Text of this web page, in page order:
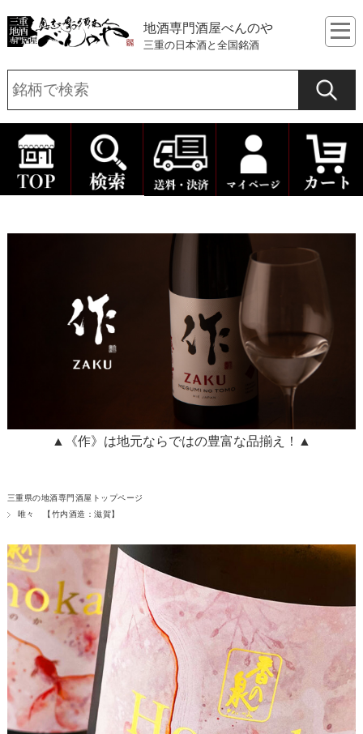
地酒専門酒屋べんのや
三重の日本酒と全国銘酒
▲《作》は地元ならではの豊富な品揃え！▲
三重県の地酒専門酒屋トップページ
唯々 【竹内酒造：滋賀】